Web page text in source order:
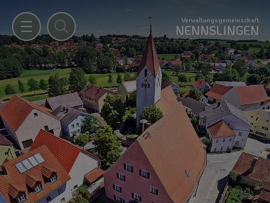
Verwaltungsgemeinschaft
NENNSLINGEN